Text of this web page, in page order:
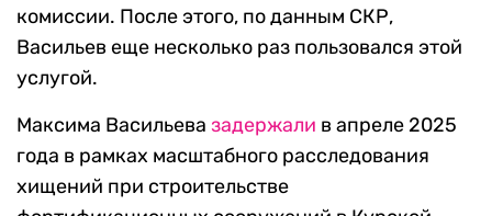
комиссии. После этого, по данным СКР,
Васильев еще несколько раз пользовался этой
услугой.
Максима Васильева задержали в апреле 2025
года в рамках масштабного расследования
хищений при строительстве